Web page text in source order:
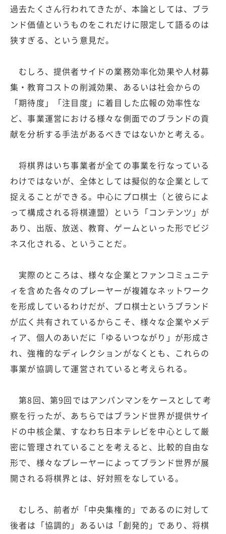
過去たくさん行われてきたが、本論としては、ブラ
ンド価値というものをこれだけに限定して語るのは
狭すぎる、という意見だ。
むしろ、提供者サイドの業務効率化効果や人材募
集・教育コストの削減効果、あるいは社会からの
「期待度」「注目度」に着目した広報の効率性な
ど、事業運営における様々な側面でのブランドの貢
献を分析する手法があるべきではないかと考える。
将棋界はいち事業者が全ての事業を行なっている
わけではないが、全体としては擬似的な企業として
捉えることができる。中心にプロ棋士（と彼らによ
って構成される将棋連盟）という「コンテンツ」が
あり、出版、放送、教育、ゲームといった形でビジ
ネス化される、ということだ。
実際のところは、様々な企業とファンコミュニテ
ィを含めた各々のプレーヤーが複雑なネットワーク
を形成しているわけだが、プロ棋士というブランド
が広く共有されているからこそ、様々な企業やメデ
ィア、個人のあいだに「ゆるいつながり」が形成さ
れ、強権的なディレクションがなくとも、これらの
事業が協調して運営されていると考えられる。
第8回、第9回ではアンパンマンをケースとして考
察を行ったが、あちらではブランド世界が提供サイ
ドの中核企業、すなわち日本テレビを中心として厳
密に管理されていることを考えると、比較的自由な
形で、様々なプレーヤーによってブランド世界が展
開される将棋界とは、好対照をなしている。
むしろ、前者が「中央集権的」であるのに対して
後者は「協調的」あるいは「創発的」であり、将棋